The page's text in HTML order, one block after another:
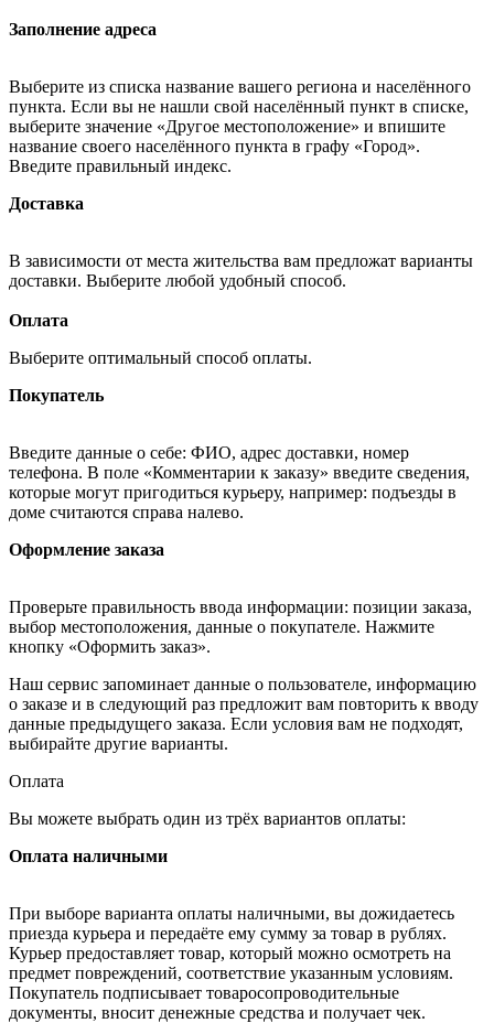
Заполнение адреса
Выберите из списка название вашего региона и населённого
пункта. Если вы не нашли свой населённый пункт в списке,
выберите значение «Другое местоположение» и впишите
название своего населённого пункта в графу «Город».
Введите правильный индекс.
Доставка
В зависимости от места жительства вам предложат варианты
доставки. Выберите любой удобный способ.
Оплата
Выберите оптимальный способ оплаты.
Покупатель
Введите данные о себе: ФИО, адрес доставки, номер
телефона. В поле «Комментарии к заказу» введите сведения,
которые могут пригодиться курьеру, например: подъезды в
доме считаются справа налево.
Оформление заказа
Проверьте правильность ввода информации: позиции заказа,
выбор местоположения, данные о покупателе. Нажмите
кнопку «Оформить заказ».
Наш сервис запоминает данные о пользователе, информацию
о заказе и в следующий раз предложит вам повторить к вводу
данные предыдущего заказа. Если условия вам не подходят,
выбирайте другие варианты.
Оплата
Вы можете выбрать один из трёх вариантов оплаты:
Оплата наличными
При выборе варианта оплаты наличными, вы дожидаетесь
приезда курьера и передаёте ему сумму за товар в рублях.
Курьер предоставляет товар, который можно осмотреть на
предмет повреждений, соответствие указанным условиям.
Покупатель подписывает товаросопроводительные
документы, вносит денежные средства и получает чек.